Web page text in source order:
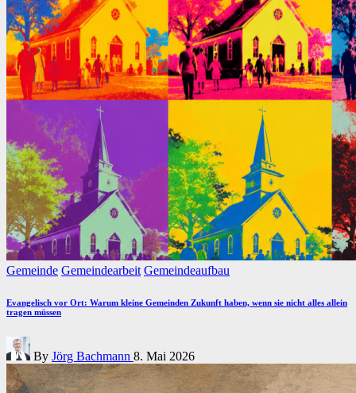
Posted
Gemeinde Gemeindearbeit Gemeindeaufbau
Evangelisch vor Ort: Warum kleine Gemeinden Zukunft haben, wenn sie nicht alles allein
tragen müssen
Posted
by
By Jörg Bachmann 8. Mai 2026